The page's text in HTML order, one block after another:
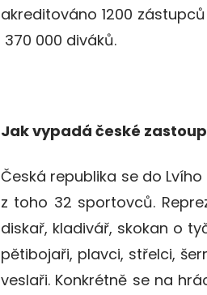
akreditováno 1200
370 000 diváků.
Jak vypadá české
Česká republika se do
z toho 32 sportovců.
diskař, kladivář, skokan o
pětibojaři, plavci, střelci,
veslaři. Konkrétně se na